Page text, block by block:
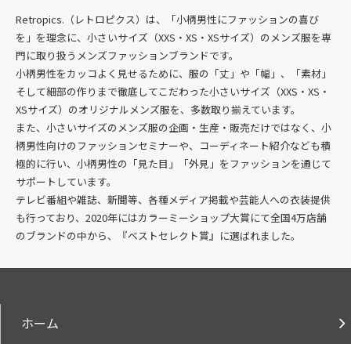
Retropics.（レトロピクス）は、「小柄男性にファッションの喜び
を」を理念に、 小さいサイズ（XXS・XS・XSサイズ）のメンズ服を専
門に取り扱うメンズファッションブランドです。
小柄男性をカッコよく見せるために、服の「丈」や「幅」、「素材」
そして細部の作りまで徹底してこだわった小さいサイズ（XXS・XS・
XSサイズ）のオリジナルメンズ服を、多数取り揃えています。
また、小さいサイズのメンズ服の企画・生産・販売だけではなく、小
柄男性向けのファッションセミナーや、コーディネート紹介なども積
極的に行い、小柄男性の「見た目」「外見」をファッションを通じて
サポートしています。
テレビ番組や雑誌、新聞等、各種メディア掲載や芸能人への衣装提供
も行っており、2020年にはカラーミーショップ大賞にて全国4万店舗
のブランドの中から、『ベストセレクト賞』に選ばれました。
ホーム